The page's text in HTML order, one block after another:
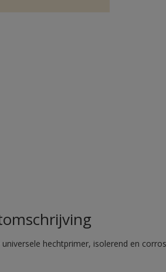
universele hechtprimer, isolerend en